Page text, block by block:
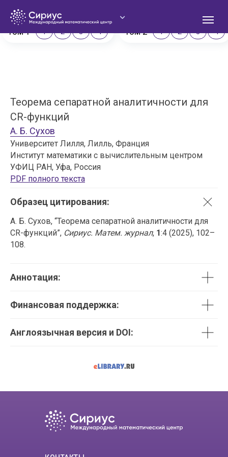
Том 1 1 2 3 4 Том 2 1 2 3 4
Сириус. Математический журнал
Теорема сепаратной аналитичности для
CR-функций
А. Б. Сухов
Университет Лилля, Лилль, Франция
Институт математики с вычислительным центром
УФИЦ РАН, Уфа, Россия
PDF полного текста
Образец цитирования:
А. Б. Сухов, “Теорема сепаратной аналитичности для
CR-функций”, Сириус. Матем. журнал, 1:4 (2025), 102–
108.
Аннотация:
Финансовая поддержка:
Англоязычная версия и DOI: